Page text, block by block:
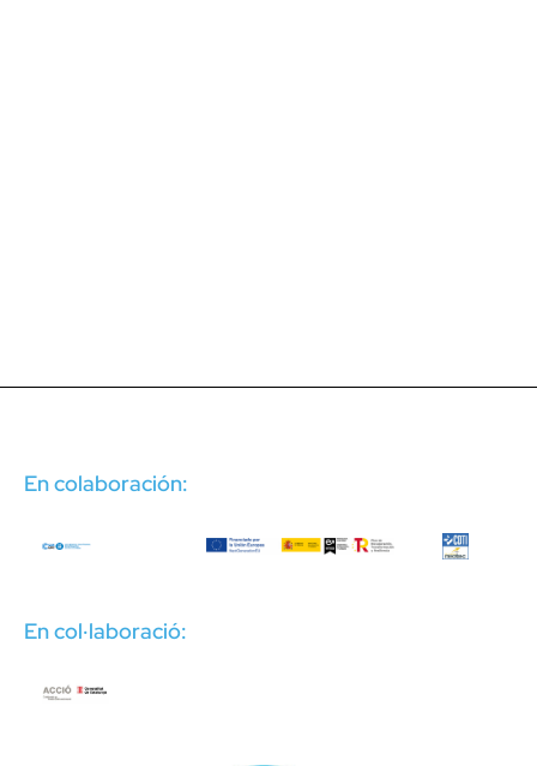
En colaboración:
En col·laboració: